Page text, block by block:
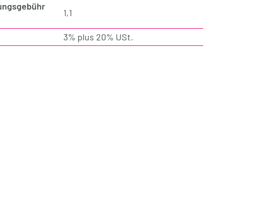
1,1
3% plus 20% USt.